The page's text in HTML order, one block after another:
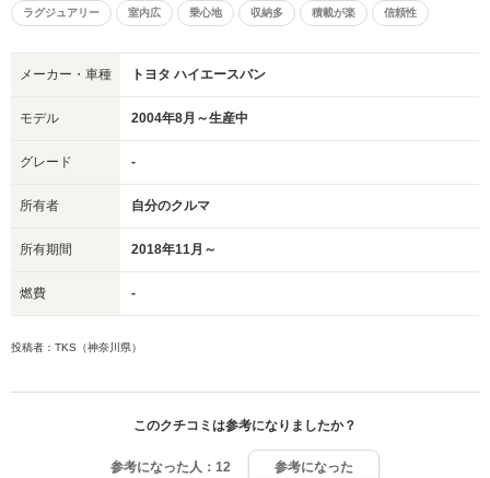
ラグジュアリー 室内広 乗心地 収納多 積載が楽 信頼性
メーカー・車種 トヨタ ハイエースバン
モデル 2004年8月～生産中
グレード -
所有者 自分のクルマ
所有期間 2018年11月～
燃費 -
投稿者：TKS（神奈川県）
このクチコミは参考になりましたか？
参考になった人： 12 参考になった